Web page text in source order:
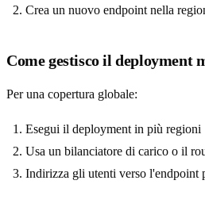
Crea un nuovo endpoint nella
Come gestisco il deployment
Per una copertura globale:
Esegui il deployment in più regioni
Usa un bilanciatore di carico o il
Indirizza gli utenti verso l'endpoint